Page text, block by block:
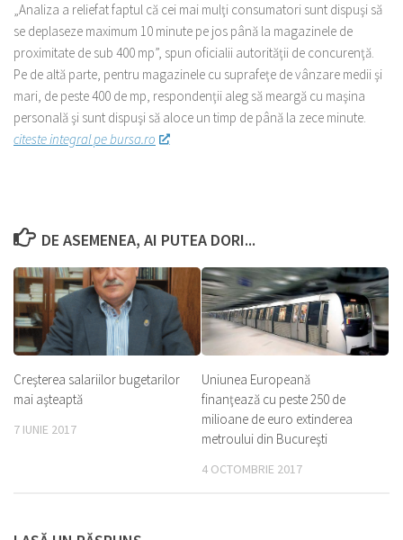
„Analiza a reliefat faptul că cei mai mulţi consumatori sunt dispuşi să
se deplaseze maximum 10 minute pe jos până la magazinele de
proximitate de sub 400 mp”, spun oficialii autorităţii de concurenţă.
Pe de altă parte, pentru magazinele cu suprafeţe de vânzare medii şi
mari, de peste 400 de mp, respondenţii aleg să meargă cu maşina
personală şi sunt dispuşi să aloce un timp de până la zece minute.
citeste integral pe bursa.ro
DE ASEMENEA, AI PUTEA DORI...
Creşterea salariilor bugetarilor
mai aşteaptă
7 IUNIE 2017
Uniunea Europeană
finanţează cu peste 250 de
milioane de euro extinderea
metroului din Bucureşti
4 OCTOMBRIE 2017